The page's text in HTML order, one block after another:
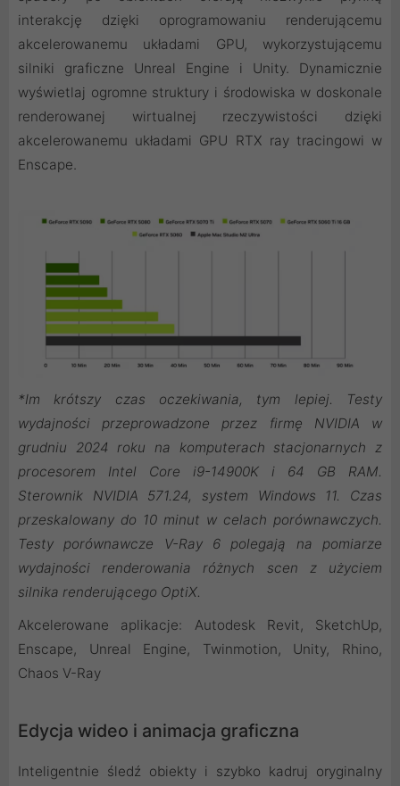
interakcję dzięki oprogramowaniu renderującemu
akcelerowanemu układami GPU, wykorzystującemu
silniki graficzne Unreal Engine i Unity. Dynamicznie
wyświetlaj ogromne struktury i środowiska w doskonale
renderowanej wirtualnej rzeczywistości dzięki
akcelerowanemu układami GPU RTX ray tracingowi w
Enscape.
*Im krótszy czas oczekiwania, tym lepiej. Testy
wydajności przeprowadzone przez firmę NVIDIA w
grudniu 2024 roku na komputerach stacjonarnych z
procesorem Intel Core i9-14900K i 64 GB RAM.
Sterownik NVIDIA 571.24, system Windows 11. Czas
przeskalowany do 10 minut w celach porównawczych.
Testy porównawcze V-Ray 6 polegają na pomiarze
wydajności renderowania różnych scen z użyciem
silnika renderującego OptiX.
Akcelerowane aplikacje: Autodesk Revit, SketchUp,
Enscape, Unreal Engine, Twinmotion, Unity, Rhino,
Chaos V-Ray
Edycja wideo i animacja graficzna
Inteligentnie śledź obiekty i szybko kadruj oryginalny